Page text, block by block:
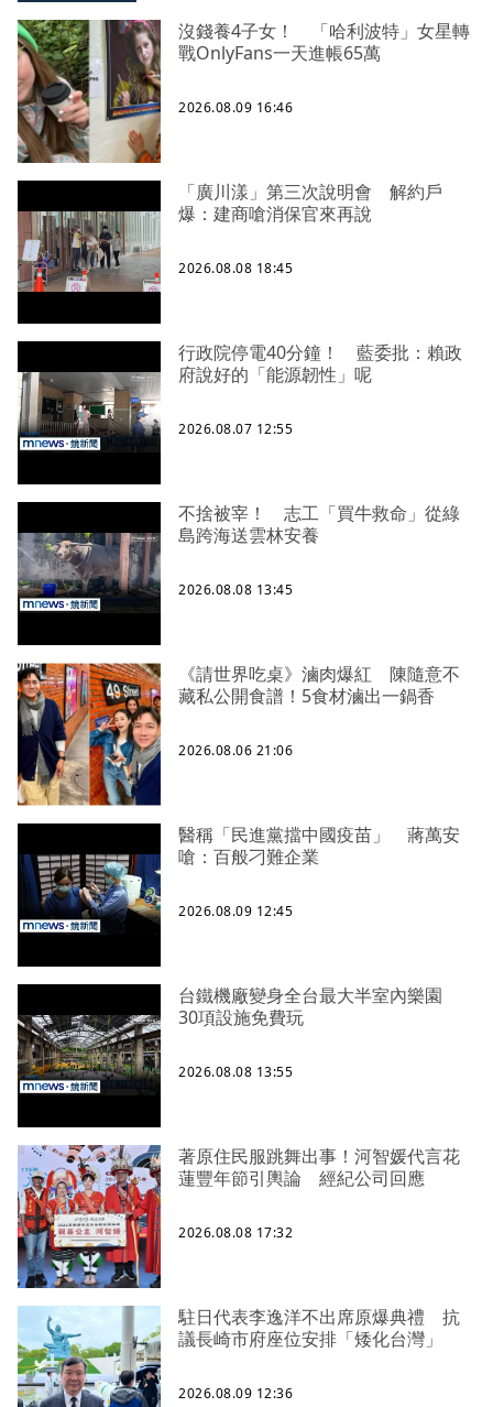
沒錢養4子女！ 「哈利波特」女星轉
戰OnlyFans一天進帳65萬
2026.08.09 16:46
「廣川漾」第三次說明會 解約戶
爆：建商嗆消保官來再說
2026.08.08 18:45
行政院停電40分鐘！ 藍委批：賴政
府說好的「能源韌性」呢
2026.08.07 12:55
不捨被宰！ 志工「買牛救命」從綠
島跨海送雲林安養
2026.08.08 13:45
《請世界吃桌》滷肉爆紅 陳隨意不
藏私公開食譜！5食材滷出一鍋香
2026.08.06 21:06
醫稱「民進黨擋中國疫苗」 蔣萬安
嗆：百般刁難企業
2026.08.09 12:45
台鐵機廠變身全台最大半室內樂園
30項設施免費玩
2026.08.08 13:55
著原住民服跳舞出事！河智媛代言花
蓮豐年節引輿論 經紀公司回應
2026.08.08 17:32
駐日代表李逸洋不出席原爆典禮 抗
議長崎市府座位安排「矮化台灣」
2026.08.09 12:36